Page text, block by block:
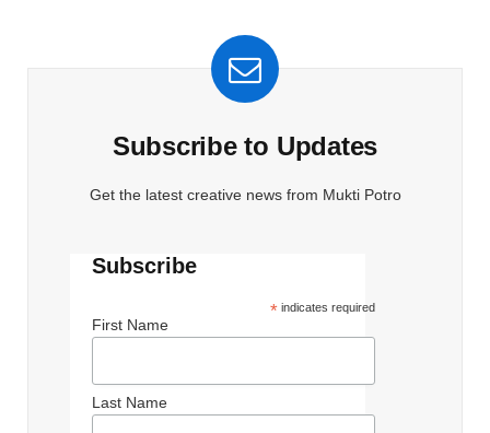
Subscribe to Updates
Get the latest creative news from Mukti Potro
Subscribe
* indicates required
First Name
Last Name